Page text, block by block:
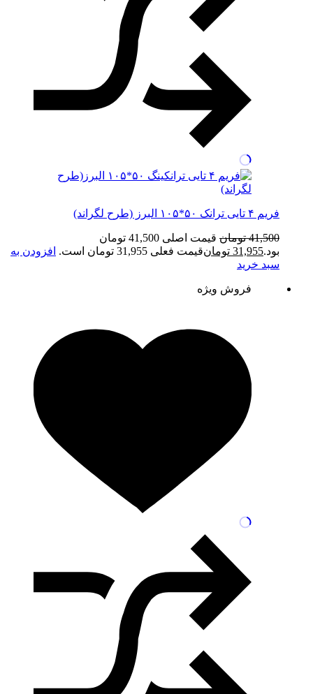
فریم ۴ تایی ترانک ۵۰*۱۰۵ البرز (طرح لگراند)
41,500 تومان
قیمت اصلی 41,500 تومان
بود.31,955 تومانقیمت فعلی 31,955 تومان است.
افزودن به
سبد خرید
فروش ویژه